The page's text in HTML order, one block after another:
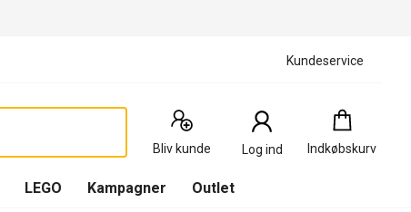
Kundeservice
Bliv kunde Log ind Indkøbskurv
Indkøbskurv
0
Produkter
LEGO Kampagner Outlet